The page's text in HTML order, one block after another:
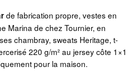
de fabrication propre, vestes en
Marina de chez Tournier, en
chambray, sweats Heritage, t-
220 g/m² au jersey côte 1×1
pour la maison.